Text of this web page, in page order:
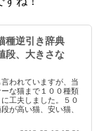
種逆引き辞典
段、大きさな
われていますが、当
な猫まで１００種類
工夫しました。５０
が高い猫、安い猫、